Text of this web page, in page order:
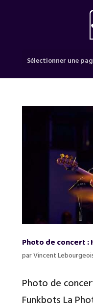
Sélectionner une
Photo de concert :
parVincent
Photo de
Funkbots La